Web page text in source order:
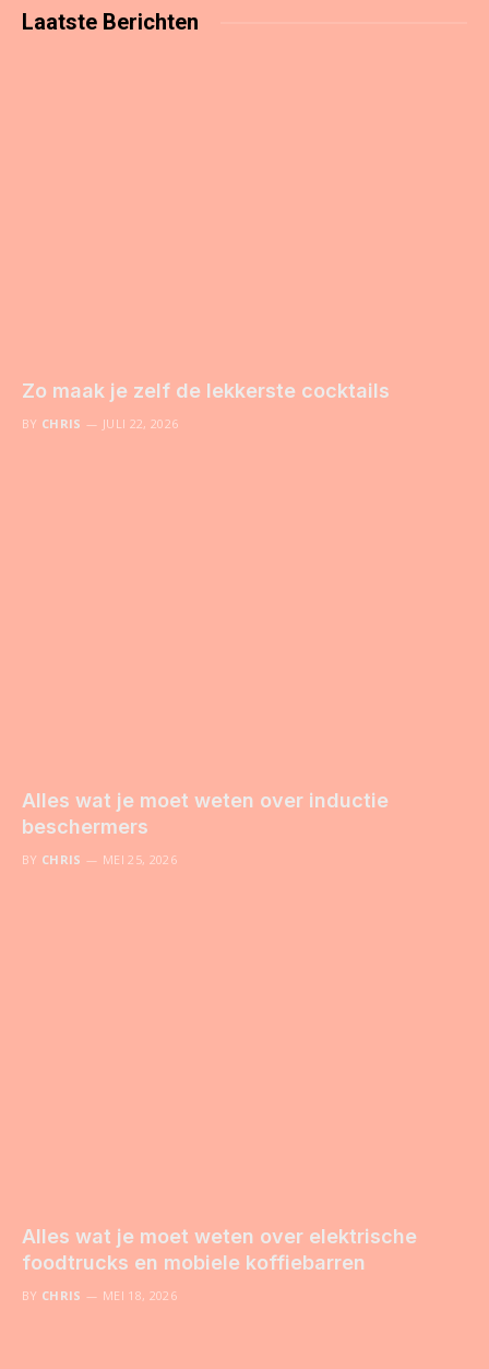
Laatste Berichten
Zo maak je zelf de lekkerste cocktails
BY CHRIS JULI 22, 2026
Alles wat je moet weten over inductie
beschermers
BY CHRIS MEI 25, 2026
Alles wat je moet weten over elektrische
foodtrucks en mobiele koffiebarren
BY CHRIS MEI 18, 2026